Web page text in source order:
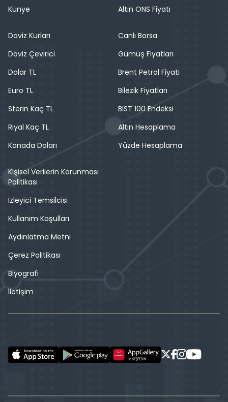
Künye
Altın ONS Fiyatı
Döviz Kurları
Döviz Çevirici
Dolar TL
Euro TL
Sterin Kaç TL
Riyal Kaç TL
Kanada Doları
Canlı Borsa
Gümüş Fiyatları
Brent Petrol Fiyatı
Bilezik Fiyatları
BIST 100 Endeksi
Altın Hesaplama
Yüzde Hesaplama
Kişisel Verilerin Korunması
Politikası
İzleyici Temsilcisi
Kullanım Koşulları
Aydınlatma Metni
Çerez Politikası
Biyografi
İletişim